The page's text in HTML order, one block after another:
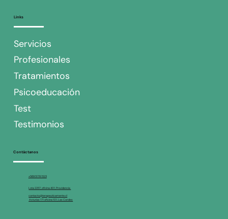
La dictadura del 'yo debería': Estrategias
vida moderna.
Links
Servicios
Profesionales
Tratamientos
Psicoeducación
Test
Testimonios
Contáctanos
contacto@terapeuticamente.cl
+569 5178 1523
Lota 2257, oficina 401, Providencia
Asturias 171 oficina 101, Las Condes